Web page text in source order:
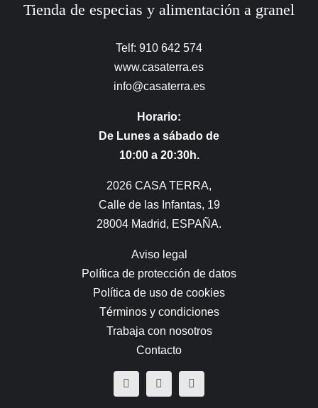
Tienda de especias y alimentación a granel
Telf: 910 642 574
www.casaterra.es
info@casaterra.es
Horario:
De Lunes a sábado de
10:00 a 20:30h.
2026 CASA TERRA,
Calle de las Infantas, 19
28004 Madrid, ESPAÑA.
Aviso legal
Política de protección de datos
Política de uso de cookies
Términos y condiciones
Trabaja con nosotros
Contacto